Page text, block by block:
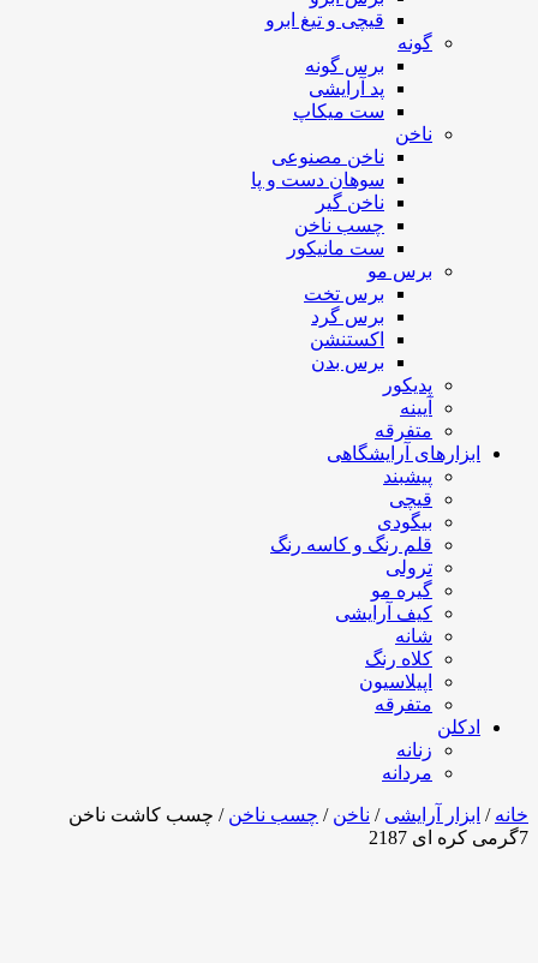
قیچی و تیغ ابرو
گونه
برس گونه
پد آرایشی
ست میکاپ
ناخن
ناخن مصنوعی
سوهان دست و پا
ناخن گیر
چسب ناخن
ست مانیکور
برس مو
برس تخت
برس گرد
اکستنشن
برس بدن
پدیکور
آیینه
متفرقه
ابزارهای آرایشگاهی
پیشبند
قیچی
بیگودی
قلم رنگ و کاسه رنگ
ترولی
گیره مو
کیف آرایشی
شانه
کلاه رنگ
اپیلاسیون
متفرقه
ادکلن
زنانه
مردانه
خانه / ابزار آرایشی / ناخن / چسب ناخن / چسب کاشت ناخن
7گرمی کره ای 2187